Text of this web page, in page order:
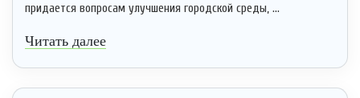
придается вопросам улучшения городской среды, ...
Читать далее